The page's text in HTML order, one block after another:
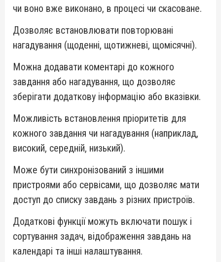
чи воно вже виконано, в процесі чи скасоване.
Дозволяє встановлювати повторювані
нагадування (щоденні, щотижневі, щомісячні).
Можна додавати коментарі до кожного
завдання або нагадування, що дозволяє
зберігати додаткову інформацію або вказівки.
Можливість встановлення пріоритетів для
кожного завдання чи нагадування (наприклад,
високий, середній, низький).
Може бути синхронізований з іншими
пристроями або сервісами, що дозволяє мати
доступ до списку завдань з різних пристроїв.
Додаткові функції можуть включати пошук і
сортування задач, відображення завдань на
календарі та інші налаштування.